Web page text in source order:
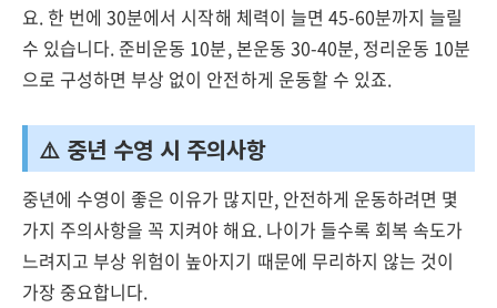
요. 한 번에 30분에서 시작해 체력이 늘면 45-60분까지 늘릴
수 있습니다. 준비운동 10분, 본운동 30-40분, 정리운동 10분
으로 구성하면 부상 없이 안전하게 운동할 수 있죠.
⚠️ 중년 수영 시 주의사항
중년에 수영이 좋은 이유가 많지만, 안전하게 운동하려면 몇
가지 주의사항을 꼭 지켜야 해요. 나이가 들수록 회복 속도가
느려지고 부상 위험이 높아지기 때문에 무리하지 않는 것이
가장 중요합니다.